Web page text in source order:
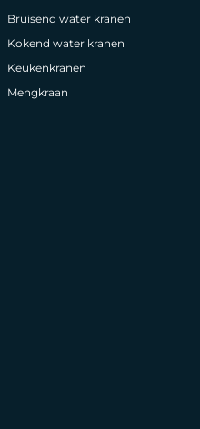
Bruisend water kranen
Kokend water kranen
Keukenkranen
Mengkraan